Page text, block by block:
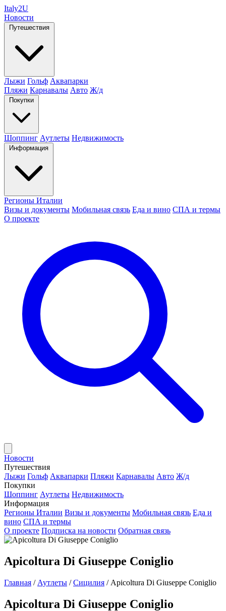
Italy2U
Новости
Путешествия
Лыжи Гольф Аквапарки
Пляжи Карнавалы Авто Ж/д
Покупки
Шоппинг Аутлеты Недвижимость
Информация
Регионы Италии
Визы и документы Мобильная связь Еда и вино СПА и термы
О проекте
Новости
Путешествия
Лыжи Гольф Аквапарки Пляжи Карнавалы Авто Ж/д
Покупки
Шоппинг Аутлеты Недвижимость
Информация
Регионы Италии Визы и документы Мобильная связь Еда и
вино СПА и термы
О проекте Подписка на новости Обратная связь
Apicoltura Di Giuseppe Coniglio
Главная / Аутлеты / Сицилия / Apicoltura Di Giuseppe Coniglio
Apicoltura Di Giuseppe Coniglio